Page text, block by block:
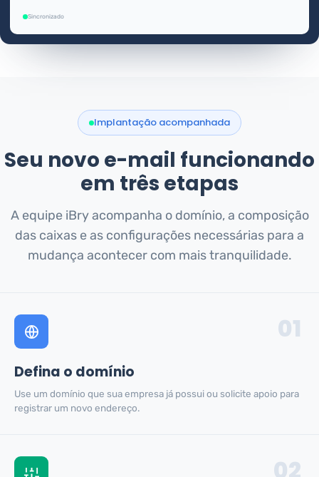
Sincronizado
Implantação acompanhada
Seu novo e-mail funcionando
em três etapas
A equipe iBry acompanha o domínio, a composição
das caixas e as configurações necessárias para a
mudança acontecer com mais tranquilidade.
01
Defina o domínio
Use um domínio que sua empresa já possui ou solicite apoio para
registrar um novo endereço.
02